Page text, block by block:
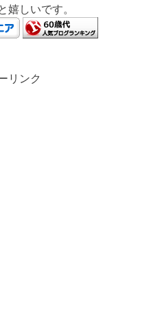
嬉しいです。
リンク